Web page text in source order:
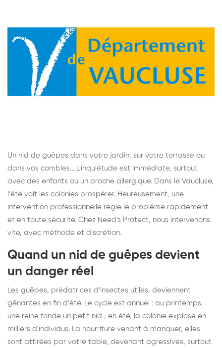
Un nid de guêpes dans votre jardin, sur votre terrasse ou
dans vos combles... L'inquiétude est immédiate, surtout
avec des enfants ou un proche allergique. Dans le Vaucluse,
l'été voit les colonies prospérer. Heureusement, une
intervention professionnelle règle le problème rapidement
et en toute sécurité. Chez Need's Protect, nous intervenons
vite, avec méthode et discrétion.
Quand un nid de guêpes devient
un danger réel
Les guêpes, prédatrices d'insectes utiles, deviennent
gênantes en fin d'été. Le cycle est annuel : au printemps,
une reine fonde un petit nid ; en été, la colonie explose en
milliers d'individus. La nourriture venant à manquer, elles
sont attirées par votre table, devenant agressives, surtout